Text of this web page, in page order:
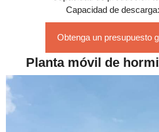
Capacidad de
Obtenga un presupuesto
Planta móvil de